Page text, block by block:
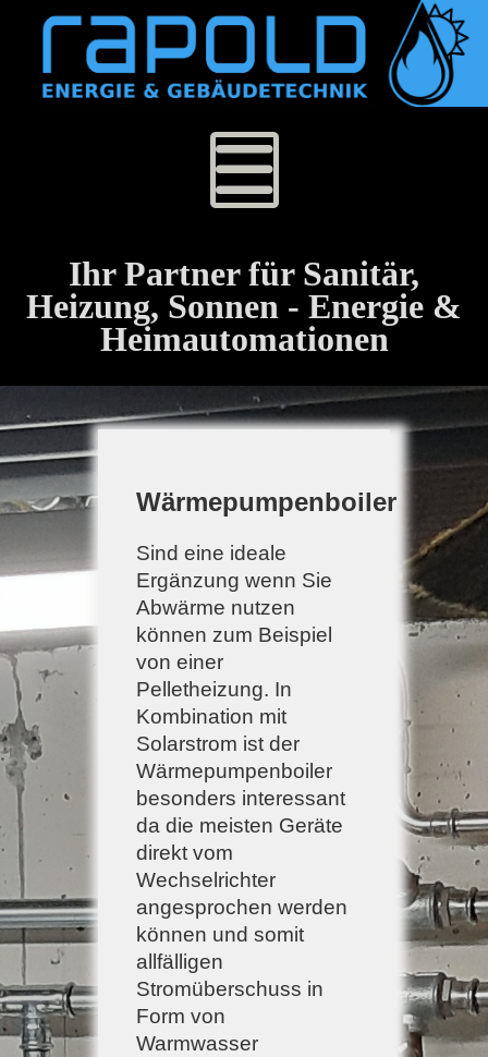
Ihr Partner für Sanitär,
Heizung, Sonnen - Energie &
Heimautomationen
Wärmepumpenboiler
Sind eine ideale
Ergänzung wenn Sie
Abwärme nutzen
können zum Beispiel
von einer
Pelletheizung. In
Kombination mit
Solarstrom ist der
Wärmepumpenboiler
besonders interessant
da die meisten Geräte
direkt vom
Wechselrichter
angesprochen werden
können und somit
allfälligen
Stromüberschuss in
Form von
Warmwasser